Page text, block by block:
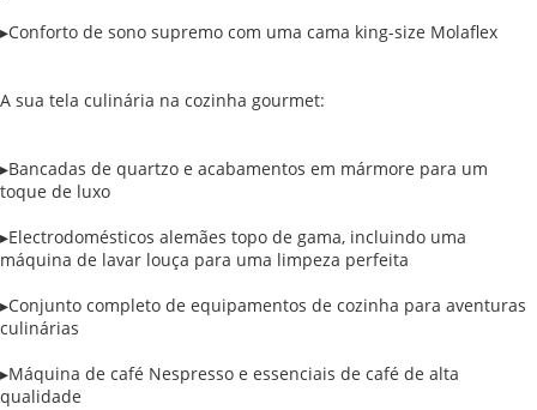
▸Conforto de sono supremo com uma cama king-size Molaflex
A sua tela culinária na cozinha gourmet:
▸Bancadas de quartzo e acabamentos em mármore para um
toque de luxo
▸Electrodomésticos alemães topo de gama, incluindo uma
máquina de lavar louça para uma limpeza perfeita
▸Conjunto completo de equipamentos de cozinha para aventuras
culinárias
▸Máquina de café Nespresso e essenciais de café de alta
qualidade